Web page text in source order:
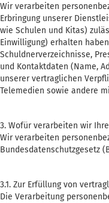
Wir verarbeiten
Erbringung unserer
wie Schulen und Kitas)
Einwilligung) erhalten
Schuldnerverzeichnisse,
und Kontaktdaten (Name,
unserer vertraglichen
Telemedien sowie andere
3. Wofür verarbeiten wir
Wir verarbeiten
Bundesdatenschutzgesetz
3.1. Zur Erfüllung von
Die Verarbeitung